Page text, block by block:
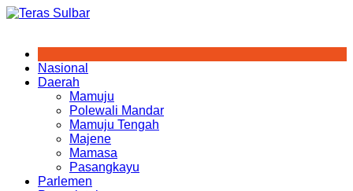
Skip
Nasional
Daerah
Mamuju
Polewali Mandar
Mamuju Tengah
Majene
Mamasa
Pasangkayu
Parlemen